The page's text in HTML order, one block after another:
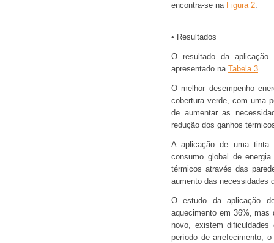
encontra-se na Figura 2.
• Resultados
O resultado da
apresentado na
Tabela 3.
O melhor desempenho
cobertura verde, com uma
de aumentar as
redução dos ganhos
A aplicação de uma tinta
consumo global de
térmicos através das
aumento das necessidades
O estudo da aplicação
aquecimento em 36%, mas
novo, existem
período de arrefecimento,